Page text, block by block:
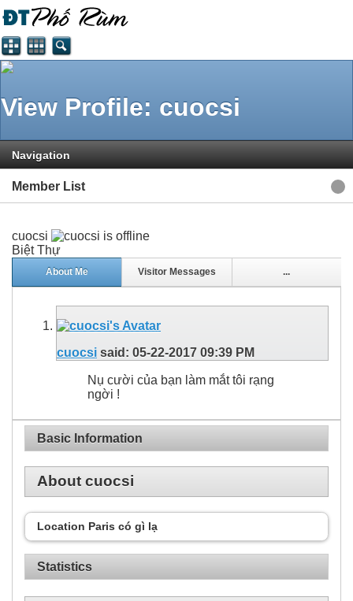
View Profile: cuocsi
Navigation
Member List
cuocsi
Biệt Thự
About Me Visitor Messages ...
cuocsi said: 05-22-2017 09:39 PM
Nụ cười của bạn làm mắt tôi rạng
ngời !
Basic Information
About cuocsi
Location Paris có gì lạ
Statistics